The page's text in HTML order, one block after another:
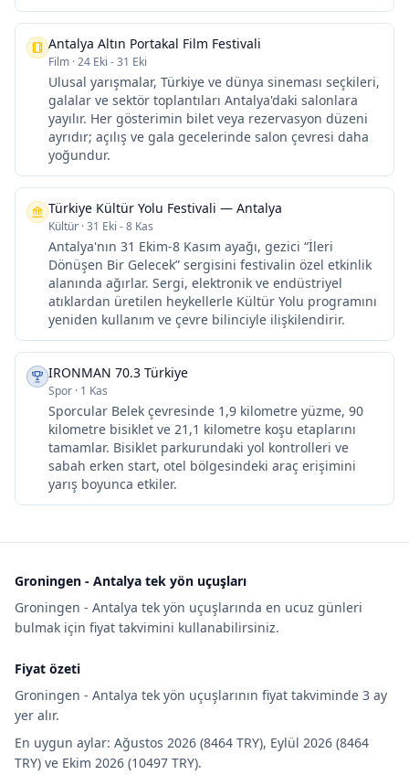
Antalya Altın Portakal Film Festivali
Film ·24 Eki - 31 Eki
Ulusal yarışmalar, Türkiye ve dünya sineması seçkileri,
galalar ve sektör toplantıları Antalya'daki salonlara
yayılır. Her gösterimin bilet veya rezervasyon düzeni
ayrıdır; açılış ve gala gecelerinde salon çevresi daha
yoğundur.
Türkiye Kültür Yolu Festivali — Antalya
Kültür ·31 Eki - 8 Kas
Antalya'nın 31 Ekim-8 Kasım ayağı, gezici “İleri
Dönüşen Bir Gelecek” sergisini festivalin özel etkinlik
alanında ağırlar. Sergi, elektronik ve endüstriyel
atıklardan üretilen heykellerle Kültür Yolu programını
yeniden kullanım ve çevre bilinciyle ilişkilendirir.
IRONMAN 70.3 Türkiye
Spor · 1 Kas
Sporcular Belek çevresinde 1,9 kilometre yüzme, 90
kilometre bisiklet ve 21,1 kilometre koşu etaplarını
tamamlar. Bisiklet parkurundaki yol kontrolleri ve
sabah erken start, otel bölgesindeki araç erişimini
yarış boyunca etkiler.
Groningen - Antalya tek yön uçuşları
Groningen - Antalya tek yön uçuşlarında en ucuz günleri
bulmak için fiyat takvimini kullanabilirsiniz.
Fiyat özeti
Groningen - Antalya tek yön uçuşlarının fiyat takviminde 3 ay
yer alır.
En uygun aylar: Ağustos 2026 (8464 TRY), Eylül 2026 (8464
TRY) ve Ekim 2026 (10497 TRY).